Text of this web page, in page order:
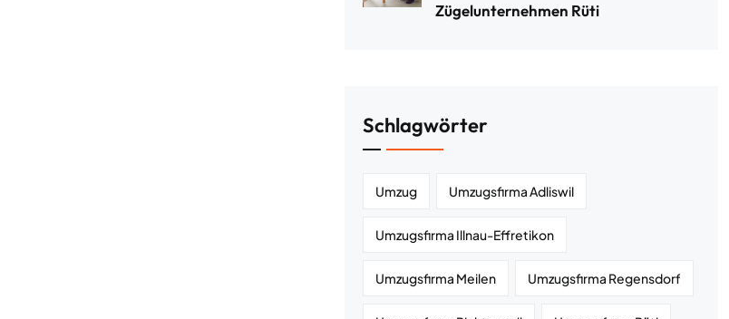
Zügelunternehmen Rüti
Schlagwörter
Umzug Umzugsfirma Adliswil
Umzugsfirma Illnau-Effretikon
Umzugsfirma Meilen Umzugsfirma Regensdorf